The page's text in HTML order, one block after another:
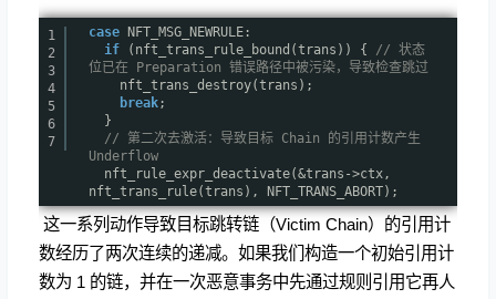
1
2
3
4
5
6
7
case NFT_MSG_NEWRULE:
if
(nft_trans_rule_bound(trans)) { // 状态
位已在 Preparation 错误路径中被污染，导致检查跳过
nft_trans_destroy(trans);
break ;
}
// 第二次去激活：导致目标 Chain 的引用计数产生
Underflow
nft_rule_expr_deactivate(&trans->ctx,
nft_trans_rule(trans), NFT_TRANS_ABORT);
​ 这一系列动作导致目标跳转链（Victim Chain）的引用计
数经历了两次连续的递减。如果我们构造一个初始引用计
数为 1 的链，并在一次恶意事务中先通过规则引用它再人